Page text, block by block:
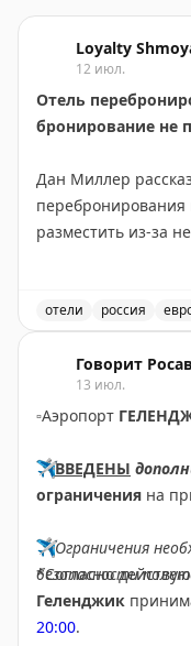
Loyalty
12 июл.
Отель
бронирование не
Дан Миллер
перебронирования
разместить из-за
отказов и отмен.
дольше
крупные события в
обстоятельства.
рекомендуется
отеля, уведомлять
для
отель должен
сети (Hyatt, IHG,
политики
членов программ
проблемы вежливо,
отели россия
Говорит
13 июл.
▫️Аэропорт
✈️ВВЕДЕНЫ
ограничения на
✈️Ограничения
безопасности
*Согласно
Геленджик
20:00.